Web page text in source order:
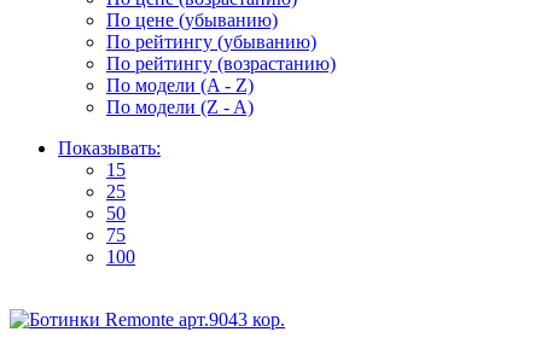
По цене (убыванию)
По рейтингу (убыванию)
По рейтингу (возрастанию)
По модели (A - Z)
По модели (Z - A)
Показывать:
15
25
50
75
100